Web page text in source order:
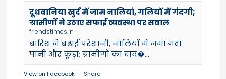
दूधवानिया खुर्द में जाम नालियां, गलियों में गंदगी;
ग्रामीणों ने उठाए सफाई व्यवस्था पर सवाल
friendstimes.in
बारिश ने बढ़ाई परेशानी, नालियों में जमा गंदा
पानी और कूड़ा; ग्रामीणों का दाव�...
View on Facebook · Share